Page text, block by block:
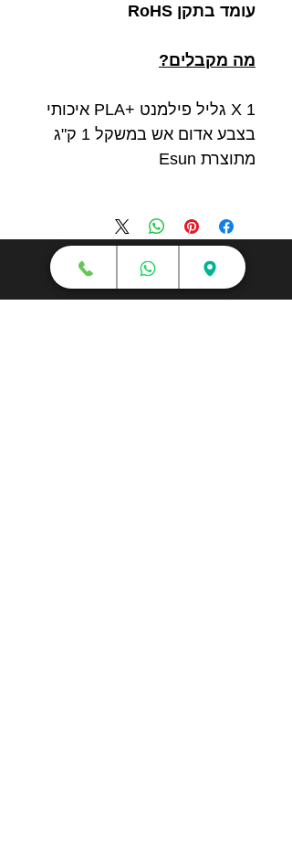
עומד בתקן RoHS
מה מקבלים?
1 X גליל פילמנט +PLA איכותי
בצבע אדום אש במשקל 1 ק"ג
מתוצרת Esun
חנות